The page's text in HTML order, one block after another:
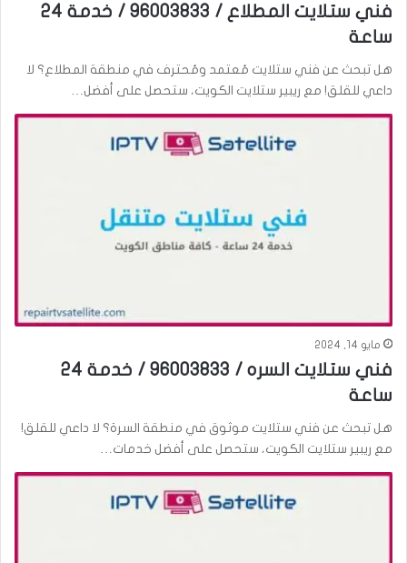
فني ستلايت المطلاع / 96003833 / خدمة 24
ساعة
هل تبحث عن فني ستلايت مُعتمد ومُحترف في منطقة المطلاع؟ لا
داعي للقلق! مع ريبير ستلايت الكويت، ستحصل على أفضل…
مايو 14, 2024
فني ستلايت السره / 96003833 / خدمة 24
ساعة
هل تبحث عن فني ستلايت موثوق في منطقة السرة؟ لا داعي للقلق!
مع ريبير ستلايت الكويت، ستحصل على أفضل خدمات…